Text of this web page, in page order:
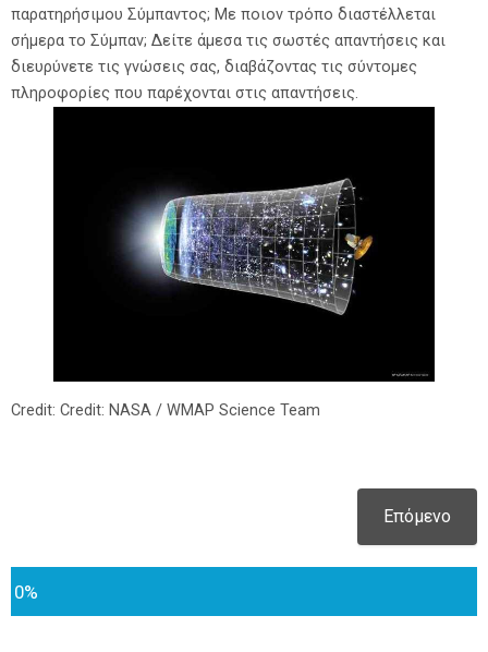
παρατηρήσιμου Σύμπαντος; Με ποιον τρόπο διαστέλλεται
σήμερα το Σύμπαν; Δείτε άμεσα τις σωστές απαντήσεις και
διευρύνετε τις γνώσεις σας, διαβάζοντας τις σύντομες
πληροφορίες που παρέχονται στις απαντήσεις.
Credit: Credit: NASA / WMAP Science Team